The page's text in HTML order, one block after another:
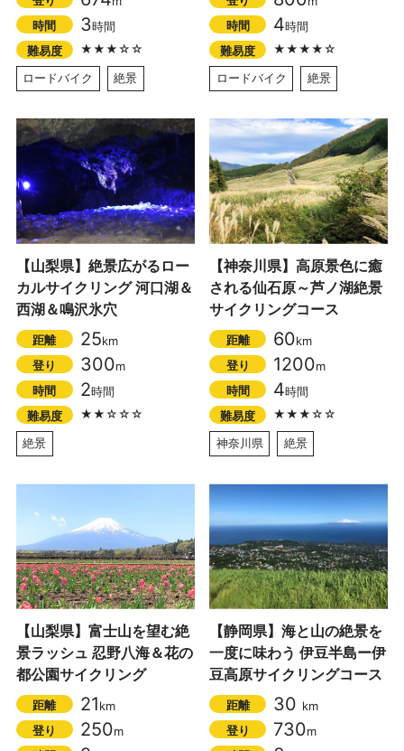
時間
3時間
難易度
★★★☆☆
ロードバイク
絶景
時間
4時間
難易度
★★★★☆
ロードバイク
絶景
【山梨県】絶景広がるロー
カルサイクリング 河口湖＆
西湖＆鳴沢氷穴
距離 25km
登り
300m
時間
2時間
難易度
★★☆☆☆
絶景
【神奈川県】高原景色に癒
される仙石原～芦ノ湖絶景
サイクリングコース
距離 60km
登り
1200m
時間
4時間
難易度
★★★☆☆
神奈川県
絶景
【山梨県】富士山を望む絶
景ラッシュ 忍野八海＆花の
都公園サイクリング
距離 21km
登り
250m
【静岡県】海と山の絶景を
一度に味わう 伊豆半島ー伊
豆高原サイクリングコース
距離 30 km
登り
730m